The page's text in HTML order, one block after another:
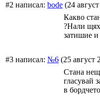
#2 написал: bode (24
Какво
?Нали
затишие
#3 написал: №6 (25 август
Стана
гласувай
в